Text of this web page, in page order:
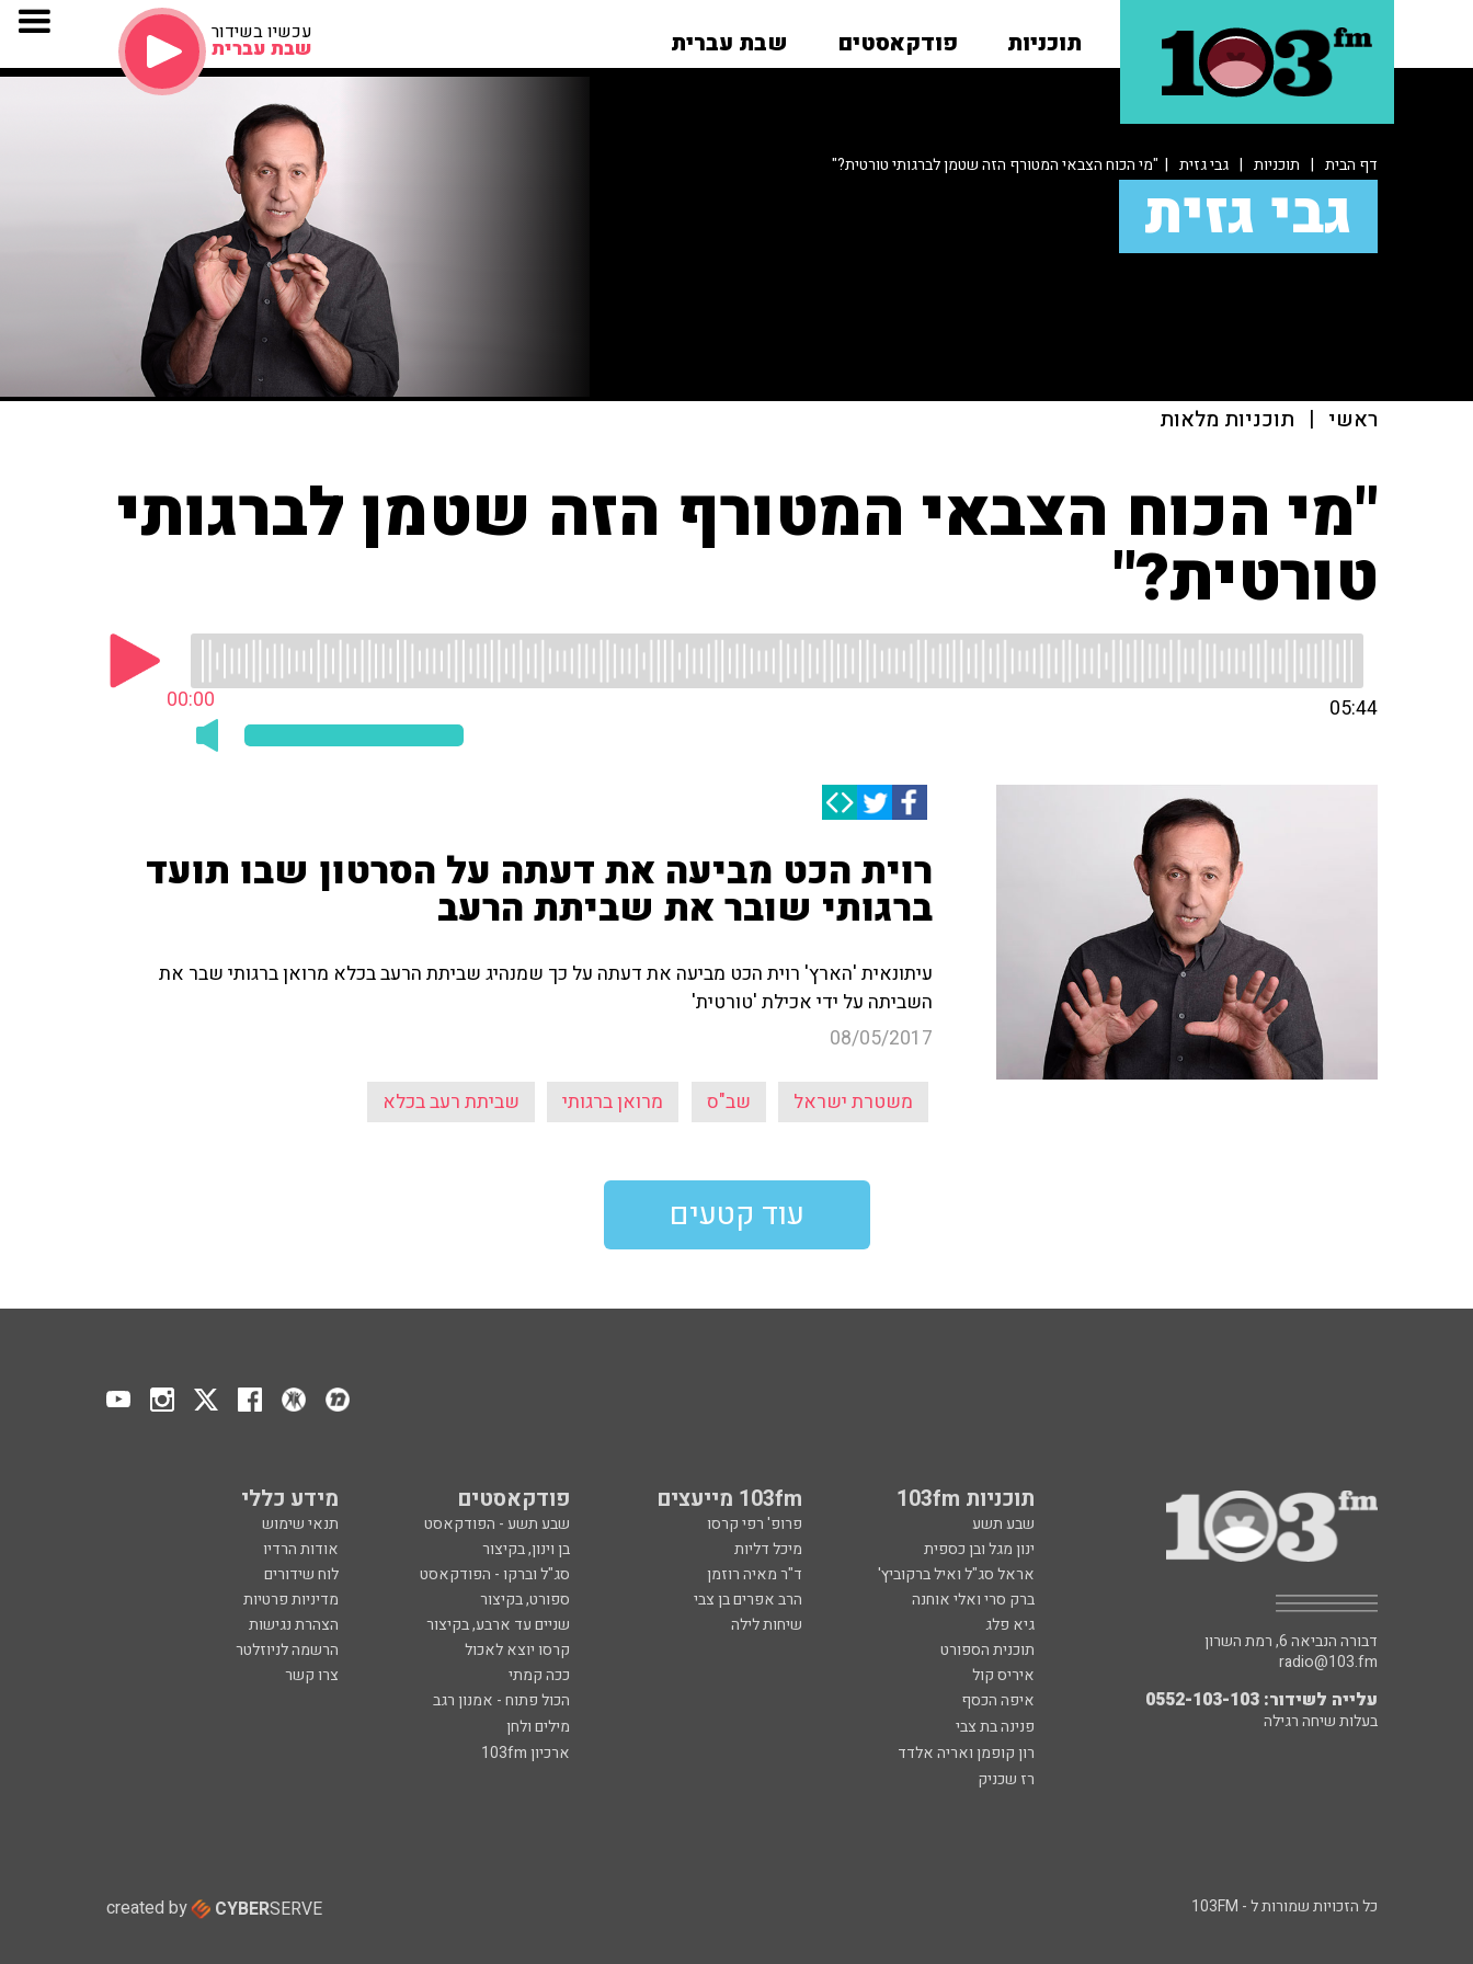
תוכניות פודקאסטים שבת עברית עכשיו בשידור
שבת עברית
דף הבית | תוכניות | גבי גזית | "מי הכוח הצבאי המטורף הזה שטמן לברגותי טורטית?"
גבי גזית
ראשי | תוכניות מלאות
"מי הכוח הצבאי המטורף הזה שטמן לברגותי
טורטית?"
00:00 05:44
רוית הכט מביעה את דעתה על הסרטון שבו תועד
ברגותי שובר את שביתת הרעב
עיתונאית 'הארץ' רוית הכט מביעה את דעתה על כך שמנהיג שביתת הרעב בכלא מרואן ברגותי שבר את
השביתה על ידי אכילת 'טורטית'
08/05/2017
משטרת ישראל שב"ס מרואן ברגותי שביתת רעב בכלא
עוד קטעים
תוכניות 103fm 103fm מייעצים פודקאסטים מידע כללי
שבע תשע פרופ' רפי קרסו שבע תשע - הפודקאסט
תנאי שימוש
ינון מגל ובן כספית
מיכל דליות בן וינון, בקיצור
אודות הרדיו
אראל סג"ל ואיל ברקוביץ'
ד"ר מאיה רוזמן סג"ל וברקו - הפודקאסט
לוח שידורים
ברק סרי ואלי אוחנה
הרב אפרים בן צבי ספורט, בקיצור
מדיניות פרטיות
גיא פלג
שיחות לילה שניים עד ארבע, בקיצור
הצהרת נגישות
תוכנית הספורט
קרסו יוצא לאכול
הרשמה לניוזלטר
איריס קול
ככה קמתי
צרו קשר
איפה הכסף
הכול פתוח - אמנון רגב
פנינה בת צבי
מילים ולחן
רון קופמן ואריה אלדד
ארכיון 103fm
רז שכניק
דבורה הנביאה 6, רמת השרון
radio@103.fm
עלייה לשידור: 0552-103-103
בעלות שיחה רגילה
כל הזכויות שמורות ל - 103FM created by CYBERSERVE